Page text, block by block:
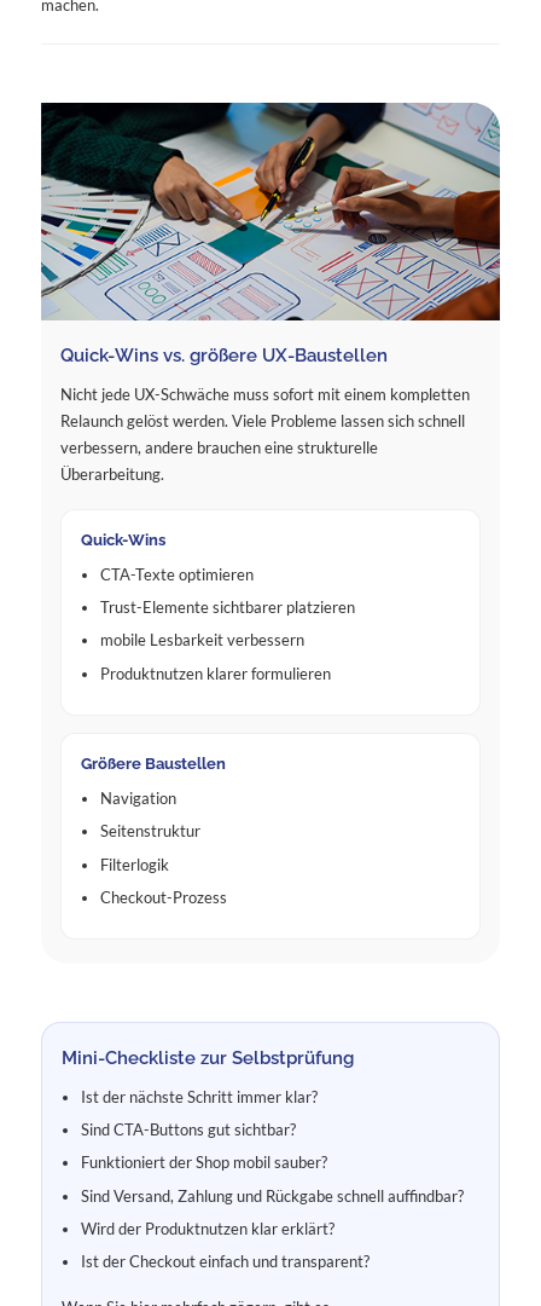
machen.
Quick-Wins vs. größere UX-Baustellen
Nicht jede UX-Schwäche muss sofort mit einem kompletten
Relaunch gelöst werden. Viele Probleme lassen sich schnell
verbessern, andere brauchen eine strukturelle
Überarbeitung.
Quick-Wins
CTA-Texte optimieren
Trust-Elemente sichtbarer platzieren
mobile Lesbarkeit verbessern
Produktnutzen klarer formulieren
Größere Baustellen
Navigation
Seitenstruktur
Filterlogik
Checkout-Prozess
Mini-Checkliste zur Selbstprüfung
Ist der nächste Schritt immer klar?
Sind CTA-Buttons gut sichtbar?
Funktioniert der Shop mobil sauber?
Sind Versand, Zahlung und Rückgabe schnell auffindbar?
Wird der Produktnutzen klar erklärt?
Ist der Checkout einfach und transparent?